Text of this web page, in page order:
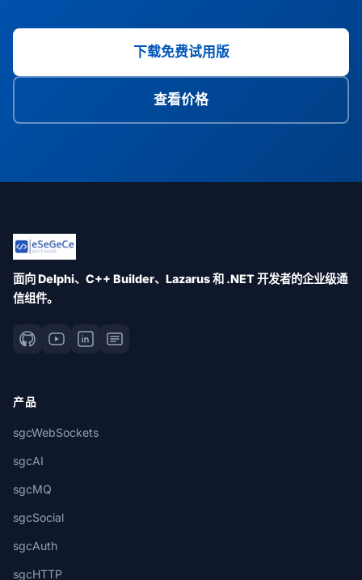
下载免费试用版
查看价格
面向 Delphi、C++ Builder、Lazarus 和 .NET 开发者的企业级通
信组件。
产品
sgcWebSockets
sgcAI
sgcMQ
sgcSocial
sgcAuth
sgcHTTP